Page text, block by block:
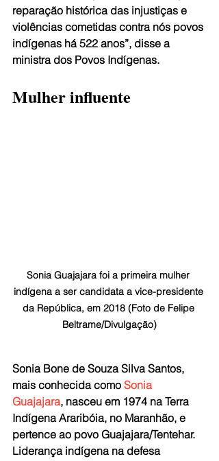
reparação histórica das injustiças e
violências cometidas contra nós povos
indígenas há 522 anos”, disse a
ministra dos Povos Indígenas.
Mulher influente
Sonia Guajajara foi a primeira mulher
indígena a ser candidata a vice-presidente
da República, em 2018 (Foto de Felipe
Beltrame/Divulgação)
Sonia Bone de Souza Silva Santos,
mais conhecida como Sonia
Guajajara, nasceu em 1974 na Terra
Indígena Araribóia, no Maranhão, e
pertence ao povo Guajajara/Tentehar.
Liderança indígena na defesa